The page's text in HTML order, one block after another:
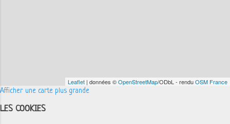
Leaflet | données ©OpenStreetMap/ODbL - renduOSM France
Afficher une carte plus grande
LES COOKIES